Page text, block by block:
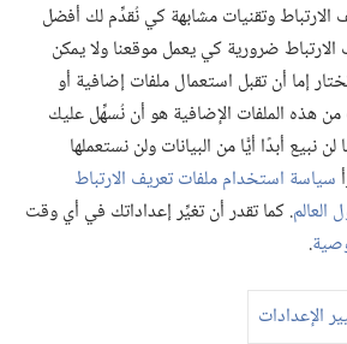
وتقنيات مشابهة كي نُقدِّم لك أفضل
ضرورية كي يعمل موقعنا ولا يمكن
إما أن تقبل استعمال ملفات إضافية أو
هذه الملفات الإضافية هو أن نُسهِّل عليك
نبيع أبدًا أيًّا من البيانات ولن نستعملها
سياسة استخدام ملفات تعريف الارتباط
العالم. كما تقدر أن تغيِّر إعداداتك في أي وقت
.
الإعدادات
© 2026 .Watch Tower Bible and